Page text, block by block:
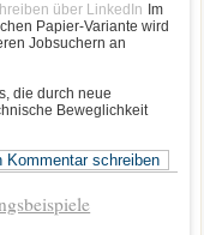
über LinkedIn Im
Papier-Variante wird
Jobsuchern an
die durch neue
Beweglichkeit
Kommentar schreiben